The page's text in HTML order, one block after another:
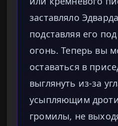
заставляло
подставляя его
огонь. Теперь вы
оставаться в
выглянуть из-за
усыпляющим
громилы, не